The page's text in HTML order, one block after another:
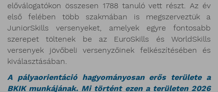
előválogatókon összesen 1788 tanuló vett részt. Az év
első felében több szakmában is megszerveztük a
JuniorSkills versenyeket, amelyek egyre fontosabb
szerepet töltenek be az EuroSkills és WorldSkills
versenyek jövőbeli versenyzőinek felkészítésében és
kiválasztásában.
A pályaorientáció hagyományosan erős területe a
BKIK munkájának. Mi történt ezen a területen 2026